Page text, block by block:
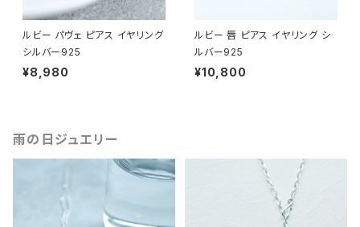
ルビー パヴェ ピアス イヤリング
シルバー925
¥8,980
ルビー 唇 ピアス イヤリング シ
ルバー925
¥10,800
雨の日ジュエリー